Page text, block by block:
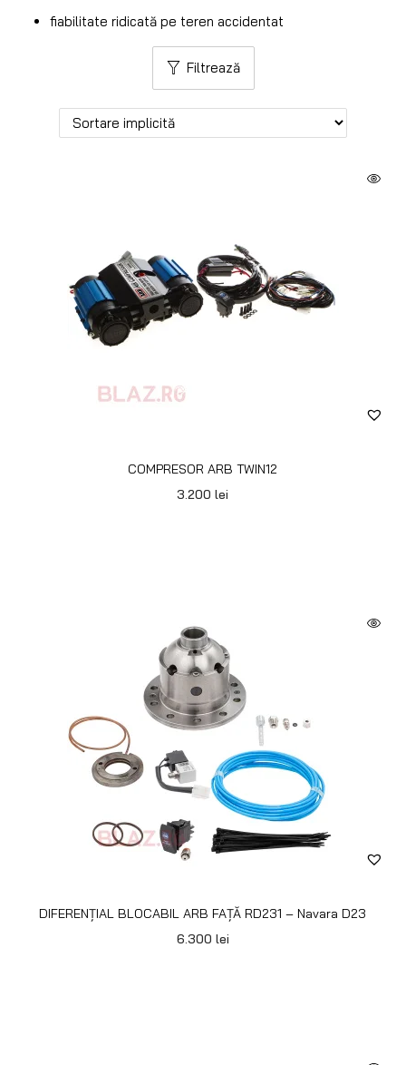
fiabilitate ridicată pe teren accidentat
Filtrează
COMPRESOR ARB TWIN12
3.200lei
DIFERENȚIAL BLOCABIL ARB FAȚĂ RD231 – Navara D23
6.300 lei